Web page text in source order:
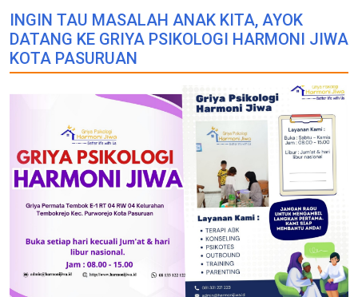
INGIN TAU MASALAH ANAK KITA, AYOK
DATANG KE GRIYA PSIKOLOGI HARMONI JIWA
KOTA PASURUAN